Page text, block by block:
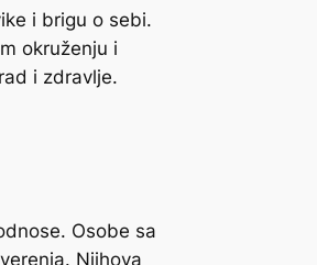
i brigu o sebi.
okruženju i
i zdravlje.
Osobe sa
Njihova